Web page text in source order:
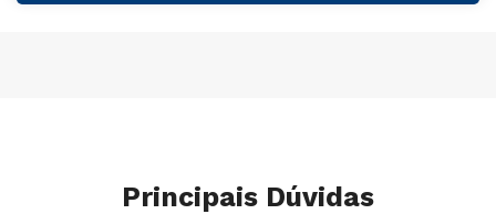
Principais Dúvidas